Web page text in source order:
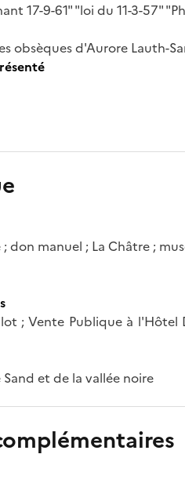
17-9-61" "loi du 11-3-57"
obsèques d'Aurore Lauth-
manuel ; La Châtre ;
; Vente Publique à l'Hôtel
et de la vallée noire